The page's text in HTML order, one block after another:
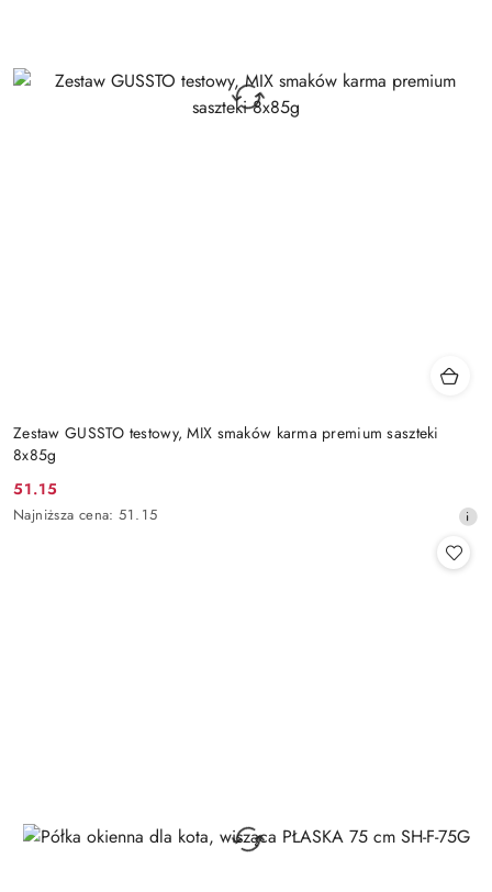
Zestaw GUSSTO testowy, MIX smaków karma premium saszteki
8x85g
Cena
promocyjna:
51.15
Najniższa
Najniższa cena: 51.15